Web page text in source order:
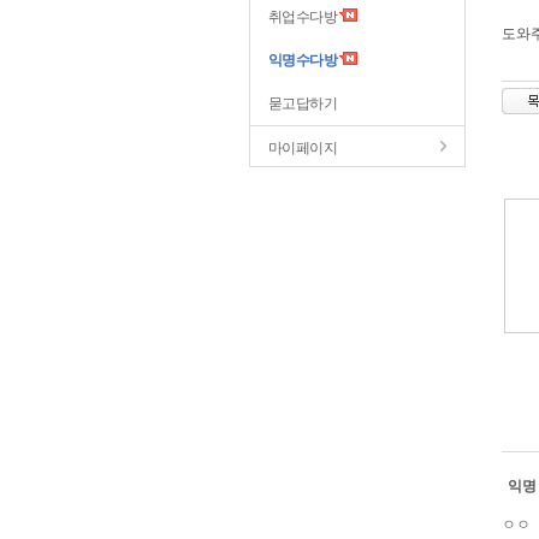
취업수다방
익명수다방
묻고답하기
마이페이지
도와